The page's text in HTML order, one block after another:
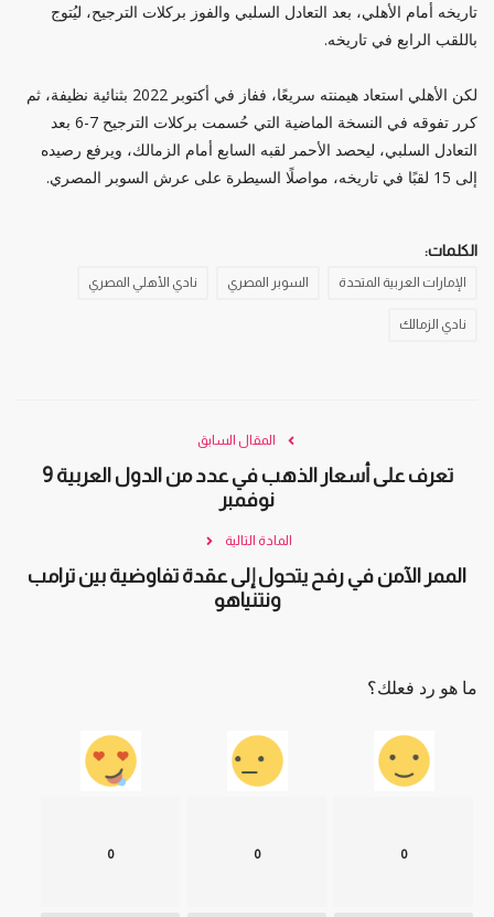
تاريخه أمام الأهلي، بعد التعادل السلبي والفوز بركلات الترجيح، ليُتوج
باللقب الرابع في تاريخه.
لكن الأهلي استعاد هيمنته سريعًا، ففاز في أكتوبر 2022 بثنائية نظيفة، ثم
كرر تفوقه في النسخة الماضية التي حُسمت بركلات الترجيح 7-6 بعد
التعادل السلبي، ليحصد الأحمر لقبه السابع أمام الزمالك، ويرفع رصيده
إلى 15 لقبًا في تاريخه، مواصلًا السيطرة على عرش السوبر المصري.
الكلمات:
الإمارات العربية المتحدة السوبر المصري نادي الأهلي المصري
نادي الزمالك
المقال السابق
تعرف على أسعار الذهب في عدد من الدول العربية 9
نوفمبر
المادة التالية
الممر الآمن في رفح يتحول إلى عقدة تفاوضية بين ترامب
ونتنياهو
ما هو رد فعلك؟
0
0
0